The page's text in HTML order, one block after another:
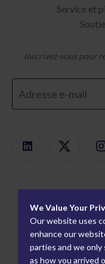
Service et
Inscrivez-vous pour
Recherche de
Montage modulaire
Monteurs de plaques
Carrières
Comment nous
Partenaires mondiaux
We Value Your
Our website uses
enhance our
parties and we
as how you arrived